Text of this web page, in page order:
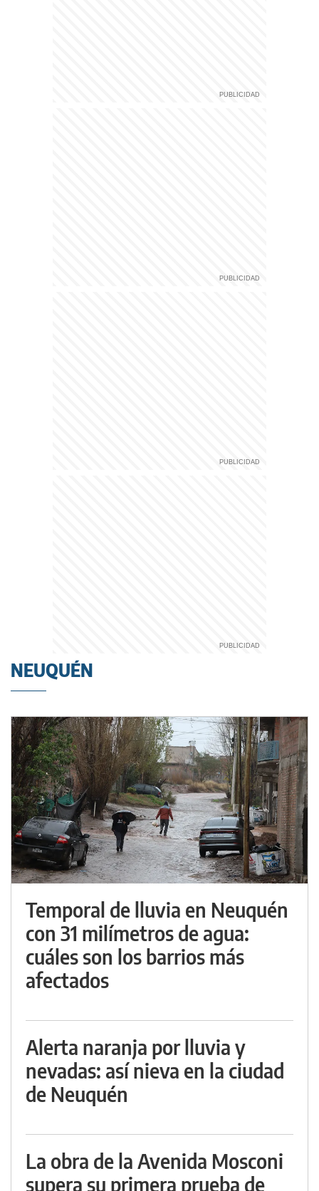
NEUQUÉN
Temporal de lluvia en Neuquén
con 31 milímetros de agua:
cuáles son los barrios más
afectados
Alerta naranja por lluvia y
nevadas: así nieva en la ciudad
de Neuquén
La obra de la Avenida Mosconi
supera su primera prueba de